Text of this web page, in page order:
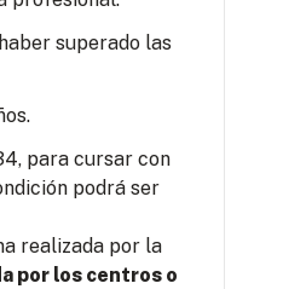
superado las
para cursar con
podrá ser
realizada por la
por los centros o